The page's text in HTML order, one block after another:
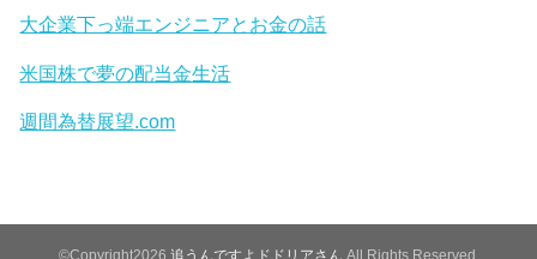
大企業下っ端エンジニアとお金の話
米国株で夢の配当金生活
週間為替展望.com
©Copyright2026 追うんですよドドリアさん .All Rights Reserved.